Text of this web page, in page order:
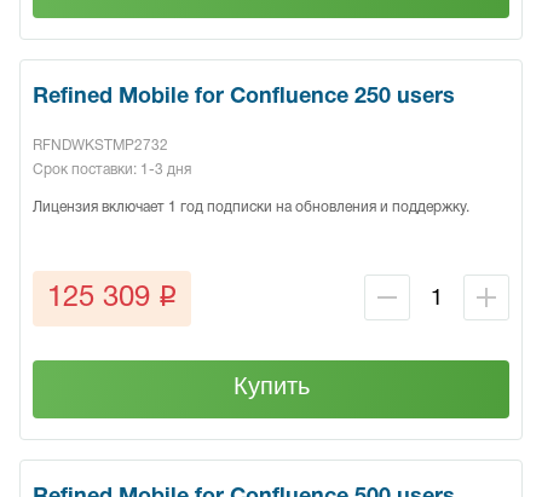
Refined Mobile for Confluence 250 users
RFNDWKSTMP2732
Срок поставки: 1-3 дня
Лицензия включает 1 год подписки на обновления и поддержку.
125 309 q
Купить